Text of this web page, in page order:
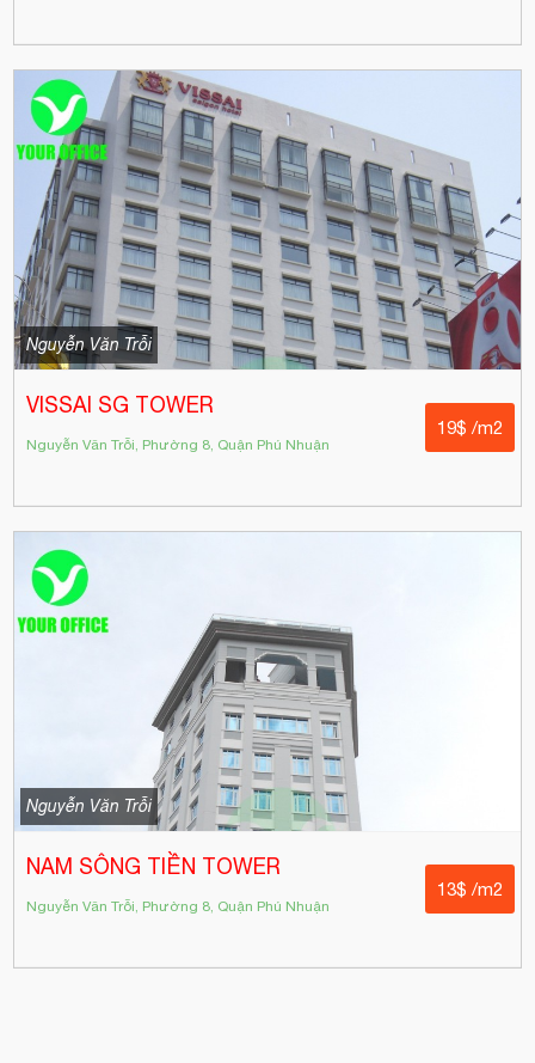
Nguyễn Văn Trỗi
VISSAI SG TOWER
Nguyễn Văn Trỗi, Phường 8, Quận Phú Nhuận
19$ /m2
Nguyễn Văn Trỗi
NAM SÔNG TIỀN TOWER
Nguyễn Văn Trỗi, Phường 8, Quận Phú Nhuận
13$ /m2